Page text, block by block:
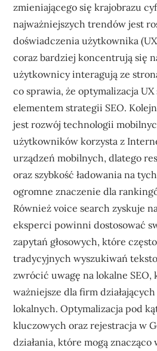
zmieniającego się krajobrazu
najważniejszych trendów jest
doświadczenia użytkownika
coraz bardziej koncentrują się
użytkownicy interagują ze
co sprawia, że optymalizacja
elementem strategii SEO.
jest rozwój technologii
użytkowników korzysta z
urządzeń mobilnych, dlatego
oraz szybkość ładowania na
ogromne znaczenie dla
Również voice search zyskuje
eksperci powinni dostosować
zapytań głosowych, które
tradycyjnych wyszukiwań
zwrócić uwagę na lokalne SEO,
ważniejsze dla firm
lokalnych. Optymalizacja pod
kluczowych oraz rejestracja w
działania, które mogą znacząco